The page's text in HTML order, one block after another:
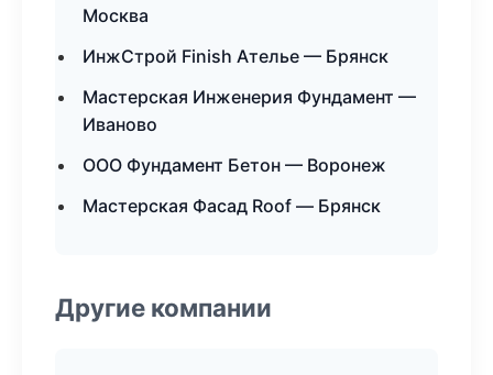
Москва
ИнжСтрой Finish Ателье — Брянск
Мастерская Инженерия Фундамент —
Иваново
ООО Фундамент Бетон — Воронеж
Мастерская Фасад Roof — Брянск
Другие компании